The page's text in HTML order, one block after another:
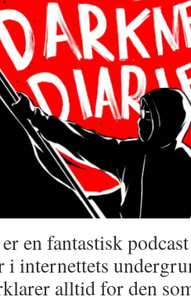
er en fantastisk
i internettets
alltid for den